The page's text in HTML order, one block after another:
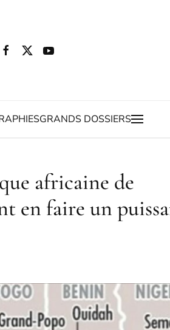
GRANDS DOSSIERS
africaine de
en faire un